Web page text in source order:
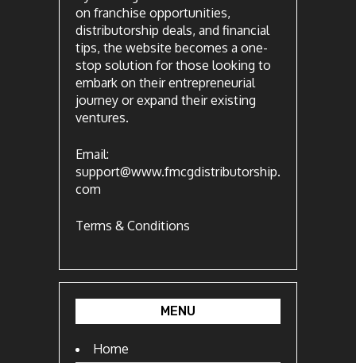
on franchise opportunities,
distributorship deals, and financial
tips, the website becomes a one-
stop solution for those looking to
embark on their entrepreneurial
journey or expand their existing
ventures.
Email:
support@www.fmcgdistributorship.
com
Terms & Conditions
MENU
Home